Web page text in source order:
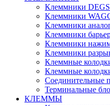
Клеммники
Клеммники
Клеммники
Клеммники
Клеммники
Клеммники
Клеммные
Клеммные
Соединительные
Терминальные
КЛЕММЫ